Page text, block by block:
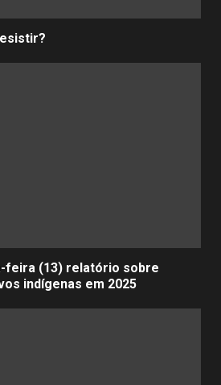
feira (13) relatório sobre
indígenas em 2025